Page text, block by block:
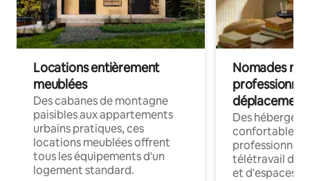
Locations entièrement
meublées
Des cabanes de montagne
paisibles aux appartements
urbains pratiques, ces
locations meublées offrent
tous les équipements d'un
logement standard.
Nomades
déplacement
Des
confortables
professionnels
télétravail
et d'espaces